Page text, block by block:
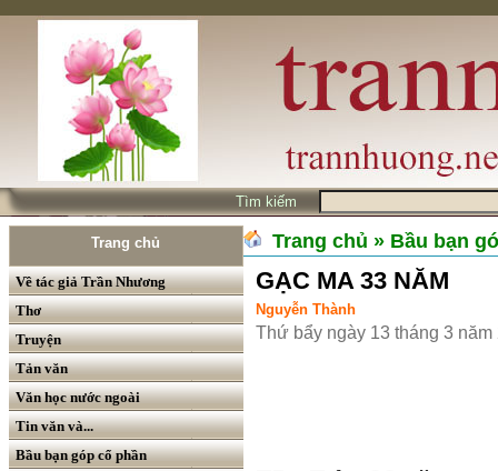
Tìm kiếm
Trang chủ
Về tác giả Trần Nhương
Thơ
Truyện
Tản văn
Văn học nước ngoài
Tin văn và...
Bầu bạn góp cổ phần
Trang chủ » Bầu bạn
GẠC MA 33 NĂM
Nguyễn Thành
Thứ bẩy ngày 13 tháng 3 năm